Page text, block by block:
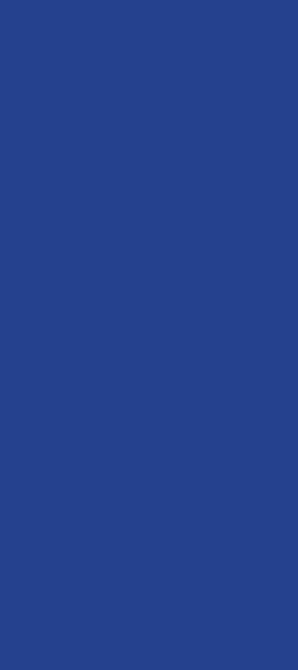
Digital en X
Ciudadana Digital en Facebook
Ciudadana Digital en